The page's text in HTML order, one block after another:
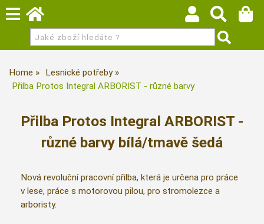
Home
Lesnické potřeby
Přilba Protos Integral ARBORIST - různé barvy
Přilba Protos Integral ARBORIST -
různé barvy bílá/tmavě šedá
Nová revoluční pracovní přilba, která je určena pro práce
v lese, práce s motorovou pilou, pro stromolezce a
arboristy.